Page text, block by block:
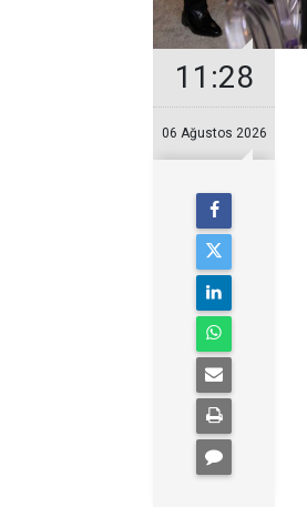
11:28
06 Ağustos 2026